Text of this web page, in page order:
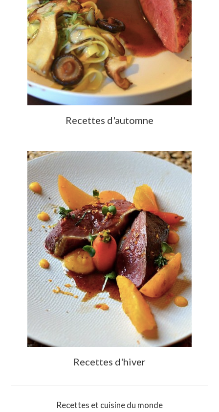
Recettes d'automne
Recettes d'hiver
Recettes et cuisine du monde